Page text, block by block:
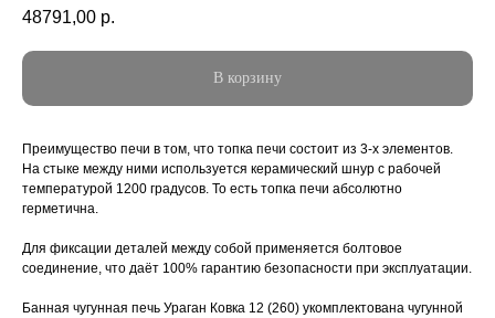
48791,00 р.
В корзину
Преимущество печи в том, что топка печи состоит из 3-х элементов.
На стыке между ними используется керамический шнур с рабочей
температурой 1200 градусов. То есть топка печи абсолютно
герметична.
Для фиксации деталей между собой применяется болтовое
соединение, что даёт 100% гарантию безопасности при эксплуатации.
Банная чугунная печь Ураган Ковка 12 (260) укомплектована чугунной